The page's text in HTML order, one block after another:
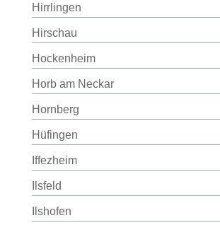
Hirrlingen
Hirschau
Hockenheim
Horb am Neckar
Hornberg
Hüfingen
Iffezheim
Ilsfeld
Ilshofen